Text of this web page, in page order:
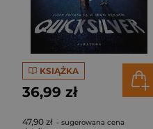
KSIĄŻKA
36,99 zł
47,90 zł - sugerowana cena